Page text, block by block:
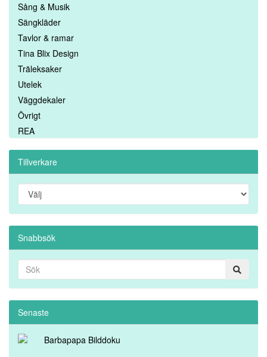
Sång & Musik
Sängkläder
Tavlor & ramar
Tina Blix Design
Träleksaker
Utelek
Väggdekaler
Övrigt
REA
Tillverkare
Snabbsök
Senaste